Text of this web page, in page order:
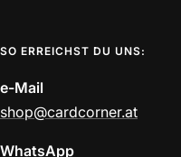
SO ERREICHST DU UNS:
e-Mail
shop@cardcorner.at
WhatsApp